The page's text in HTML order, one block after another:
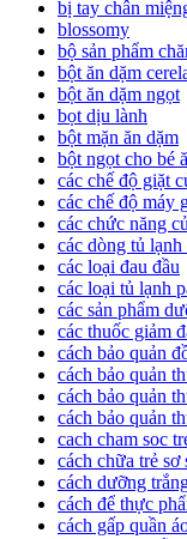
bị tay chân
blossomy
bộ sản phẩm
bột ăn dặm
bột ăn dặm ngọt
bọt dịu lành
bột mặn ăn dặm
bột ngọt cho bé
các chế độ giặt
các chế độ máy
các chức năng
các dòng tủ
các loại đau đầu
các loại tủ lạnh
các sản phẩm
các thuốc giảm
cách bảo quản
cách bảo quản
cách bảo quản
cách bảo quản
cach cham soc
cách chữa trẻ sơ
cách dưỡng
cách để thực
cách gấp quần